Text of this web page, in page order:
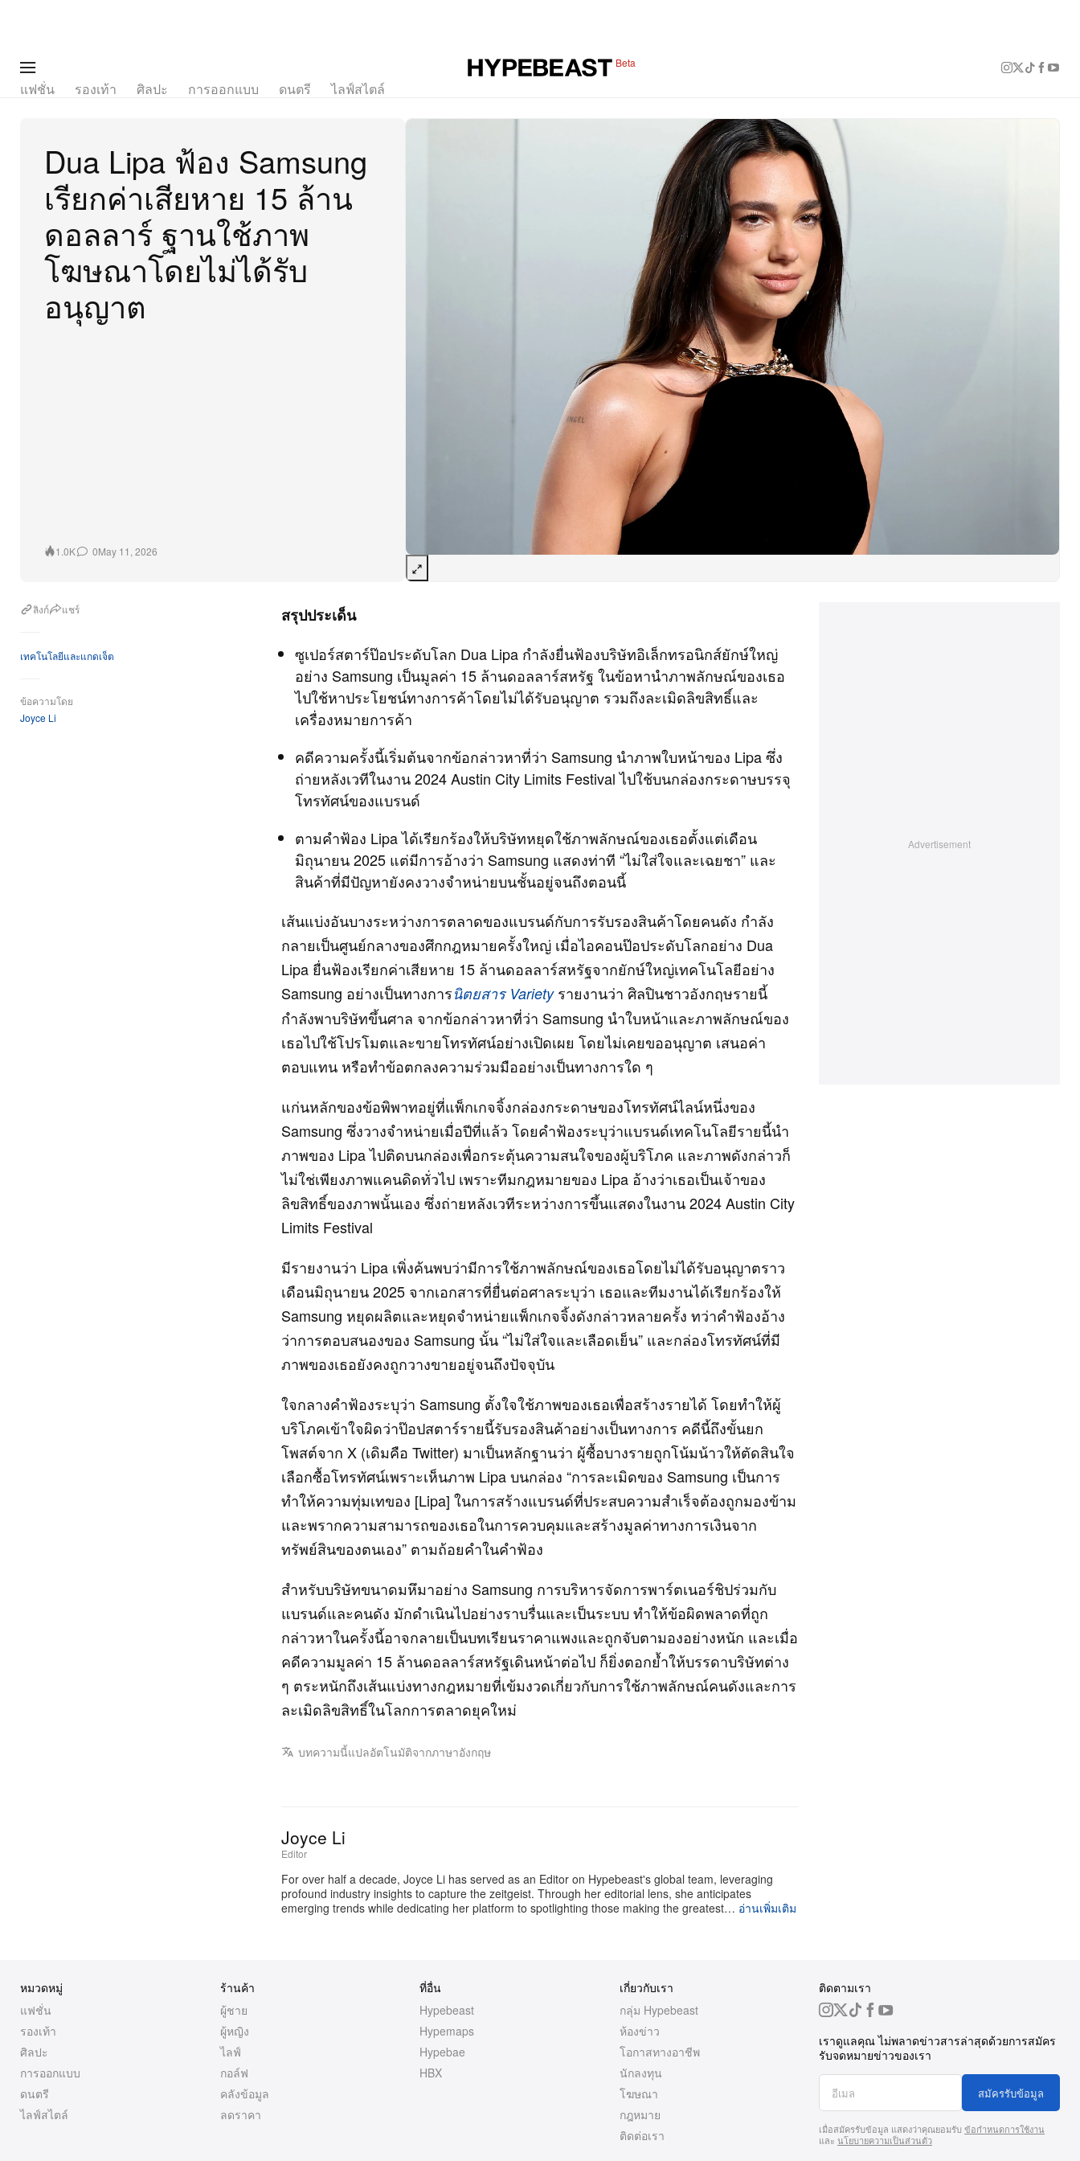
Beta
แฟชั่น รองเท้า ศิลปะ การออกแบบ ดนตรี ไลฟ์สไตล์
Dua Lipa ฟ้อง Samsung
เรียกค่าเสียหาย 15 ล้าน
ดอลลาร์ ฐานใช้ภาพ
โฆษณาโดยไม่ได้รับ
อนุญาต
1.0K 0May 11, 2026
ลิงก์ แชร์
เทคโนโลยีและแกดเจ็ต
ข้อความโดย
Joyce Li
สรุปประเด็น
ซูเปอร์สตาร์ป๊อประดับโลก Dua Lipa กำลังยื่นฟ้องบริษัทอิเล็กทรอนิกส์ยักษ์ใหญ่
อย่าง Samsung เป็นมูลค่า 15 ล้านดอลลาร์สหรัฐ ในข้อหานำภาพลักษณ์ของเธอ
ไปใช้หาประโยชน์ทางการค้าโดยไม่ได้รับอนุญาต รวมถึงละเมิดลิขสิทธิ์และ
เครื่องหมายการค้า
คดีความครั้งนี้เริ่มต้นจากข้อกล่าวหาที่ว่า Samsung นำภาพใบหน้าของ Lipa ซึ่ง
ถ่ายหลังเวทีในงาน 2024 Austin City Limits Festival ไปใช้บนกล่องกระดาษบรรจุ
โทรทัศน์ของแบรนด์
ตามคำฟ้อง Lipa ได้เรียกร้องให้บริษัทหยุดใช้ภาพลักษณ์ของเธอตั้งแต่เดือน
มิถุนายน 2025 แต่มีการอ้างว่า Samsung แสดงท่าที “ไม่ใส่ใจและเฉยชา” และ
สินค้าที่มีปัญหายังคงวางจำหน่ายบนชั้นอยู่จนถึงตอนนี้
เส้นแบ่งอันบางระหว่างการตลาดของแบรนด์กับการรับรองสินค้าโดยคนดัง กำลัง
กลายเป็นศูนย์กลางของศึกกฎหมายครั้งใหญ่ เมื่อไอคอนป๊อประดับโลกอย่าง Dua
Lipa ยื่นฟ้องเรียกค่าเสียหาย 15 ล้านดอลลาร์สหรัฐจากยักษ์ใหญ่เทคโนโลยีอย่าง
Samsung อย่างเป็นทางการนิตยสาร Varietyรายงานว่า ศิลปินชาวอังกฤษรายนี้
กำลังพาบริษัทขึ้นศาล จากข้อกล่าวหาที่ว่า Samsung นำใบหน้าและภาพลักษณ์ของ
เธอไปใช้โปรโมตและขายโทรทัศน์อย่างเปิดเผย โดยไม่เคยขออนุญาต เสนอค่า
ตอบแทน หรือทำข้อตกลงความร่วมมืออย่างเป็นทางการใด ๆ
แก่นหลักของข้อพิพาทอยู่ที่แพ็กเกจจิ้งกล่องกระดาษของโทรทัศน์ไลน์หนึ่งของ
Samsung ซึ่งวางจำหน่ายเมื่อปีที่แล้ว โดยคำฟ้องระบุว่าแบรนด์เทคโนโลยีรายนี้นำ
ภาพของ Lipa ไปติดบนกล่องเพื่อกระตุ้นความสนใจของผู้บริโภค และภาพดังกล่าวก็
ไม่ใช่เพียงภาพแคนดิดทั่วไป เพราะทีมกฎหมายของ Lipa อ้างว่าเธอเป็นเจ้าของ
ลิขสิทธิ์ของภาพนั้นเอง ซึ่งถ่ายหลังเวทีระหว่างการขึ้นแสดงในงาน 2024 Austin City
Limits Festival
มีรายงานว่า Lipa เพิ่งค้นพบว่ามีการใช้ภาพลักษณ์ของเธอโดยไม่ได้รับอนุญาตราว
เดือนมิถุนายน 2025 จากเอกสารที่ยื่นต่อศาลระบุว่า เธอและทีมงานได้เรียกร้องให้
Samsung หยุดผลิตและหยุดจำหน่ายแพ็กเกจจิ้งดังกล่าวหลายครั้ง ทว่าคำฟ้องอ้าง
ว่าการตอบสนองของ Samsung นั้น “ไม่ใส่ใจและเลือดเย็น” และกล่องโทรทัศน์ที่มี
ภาพของเธอยังคงถูกวางขายอยู่จนถึงปัจจุบัน
ใจกลางคำฟ้องระบุว่า Samsung ตั้งใจใช้ภาพของเธอเพื่อสร้างรายได้ โดยทำให้ผู้
บริโภคเข้าใจผิดว่าป๊อปสตาร์รายนี้รับรองสินค้าอย่างเป็นทางการ คดีนี้ถึงขั้นยก
โพสต์จาก X (เดิมคือ Twitter) มาเป็นหลักฐานว่า ผู้ซื้อบางรายถูกโน้มน้าวให้ตัดสินใจ
เลือกซื้อโทรทัศน์เพราะเห็นภาพ Lipa บนกล่อง “การละเมิดของ Samsung เป็นการ
ทำให้ความทุ่มเทของ [Lipa] ในการสร้างแบรนด์ที่ประสบความสำเร็จต้องถูกมองข้าม
และพรากความสามารถของเธอในการควบคุมและสร้างมูลค่าทางการเงินจาก
ทรัพย์สินของตนเอง” ตามถ้อยคำในคำฟ้อง
สำหรับบริษัทขนาดมหึมาอย่าง Samsung การบริหารจัดการพาร์ตเนอร์ชิปร่วมกับ
แบรนด์และคนดัง มักดำเนินไปอย่างราบรื่นและเป็นระบบ ทำให้ข้อผิดพลาดที่ถูก
กล่าวหาในครั้งนี้อาจกลายเป็นบทเรียนราคาแพงและถูกจับตามองอย่างหนัก และเมื่อ
คดีความมูลค่า 15 ล้านดอลลาร์สหรัฐเดินหน้าต่อไป ก็ยิ่งตอกย้ำให้บรรดาบริษัทต่าง
ๆ ตระหนักถึงเส้นแบ่งทางกฎหมายที่เข้มงวดเกี่ยวกับการใช้ภาพลักษณ์คนดังและการ
ละเมิดลิขสิทธิ์ในโลกการตลาดยุคใหม่
บทความนี้แปลอัตโนมัติจากภาษาอังกฤษ
Joyce Li
Editor
For over half a decade, Joyce Li has served as an Editor on Hypebeast's global team, leveraging
profound industry insights to capture the zeitgeist. Through her editorial lens, she anticipates
emerging trends while dedicating her platform to spotlighting those making the greatest… อ่านเพิ่มเติม
หมวดหมู่
แฟชั่น
รองเท้า
ศิลปะ
การออกแบบ
ดนตรี
ไลฟ์สไตล์
ร้านค้า
ผู้ชาย
ผู้หญิง
ไลฟ์
กอล์ฟ
คลังข้อมูล
ลดราคา
ที่อื่น
Hypebeast
Hypemaps
Hypebae
HBX
เกี่ยวกับเรา
กลุ่ม Hypebeast
ห้องข่าว
โอกาสทางอาชีพ
นักลงทุน
โฆษณา
กฎหมาย
ติดต่อเรา
ติดตามเรา
เราดูแลคุณ ไม่พลาดข่าวสารล่าสุดด้วยการสมัคร
รับจดหมายข่าวของเรา
สมัครรับข้อมูล
เมื่อสมัครรับข้อมูล แสดงว่าคุณยอมรับ ข้อกำหนดการใช้งาน
และ นโยบายความเป็นส่วนตัว